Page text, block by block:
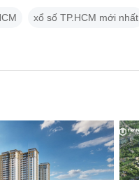
xổ số TP.HCM mới nhất